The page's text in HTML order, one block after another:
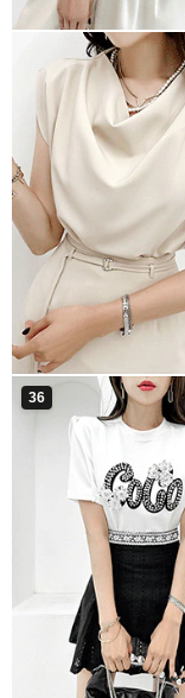
36